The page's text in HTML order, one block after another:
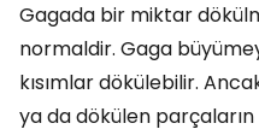
Gagada bir miktar
normaldir. Gaga
kısımlar dökülebilir.
ya da dökülen